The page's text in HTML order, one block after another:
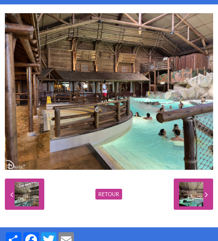
RETOUR
PartagerFacebookTwitter